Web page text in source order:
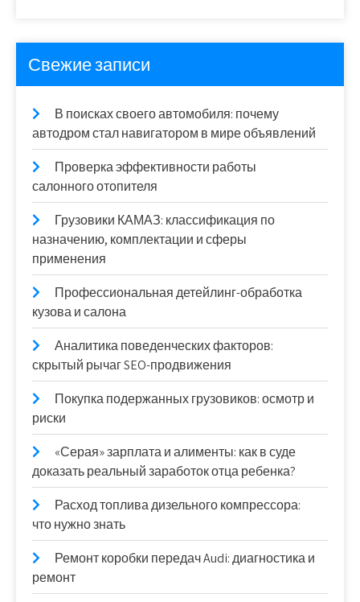
Свежие записи
В поисках своего автомобиля: почему
автодром стал навигатором в мире объявлений
Проверка эффективности работы
салонного отопителя
Грузовики КАМАЗ: классификация по
назначению, комплектации и сферы
применения
Профессиональная детейлинг-обработка
кузова и салона
Аналитика поведенческих факторов:
скрытый рычаг SEO-продвижения
Покупка подержанных грузовиков: осмотр и
риски
«Серая» зарплата и алименты: как в суде
доказать реальный заработок отца ребенка?
Расход топлива дизельного компрессора:
что нужно знать
Ремонт коробки передач Audi: диагностика и
ремонт